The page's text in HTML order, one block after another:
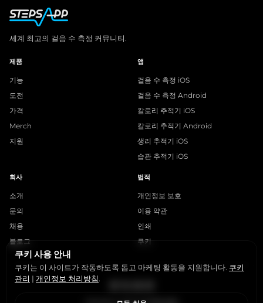
세계 최고의 걸음 수 측정 커뮤니티.
제품
기능
도전
가격
Merch
지원
앱
걸음 수 측정 iOS
걸음 수 측정 Android
칼로리 추적기 iOS
칼로리 추적기 Android
생리 추적기 iOS
습관 추적기 iOS
회사
소개
문의
채용
블로그
법적
개인정보 보호
이용 약관
인쇄
쿠키
쿠키 사용 안내
쿠키는 이 사이트가 작동하도록 돕고 마케팅 활동을 지원합니다. 쿠키
관리 | 개인정보 처리방침.